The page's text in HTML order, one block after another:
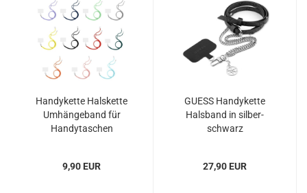
Handykette Halskette
Umhängeband für
Handytaschen
9,90 EUR
GUESS Handykette
Halsband in silber-
schwarz
27,90 EUR